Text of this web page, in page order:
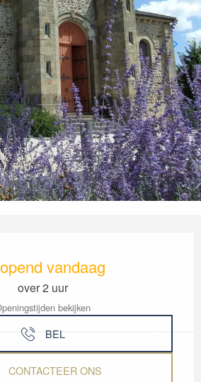
vandaag
over 2 uur
bekijken
BEL
CONTACTEER ONS